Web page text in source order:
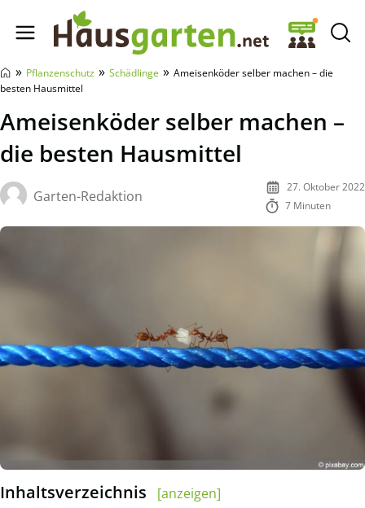
Hausgarten.net
» Pflanzenschutz » Schädlinge » Ameisenköder selber machen – die
besten Hausmittel
Ameisenköder selber machen –
die besten Hausmittel
Garten-Redaktion
27. Oktober 2022
7 Minuten
Inhaltsverzeichnis
[anzeigen]